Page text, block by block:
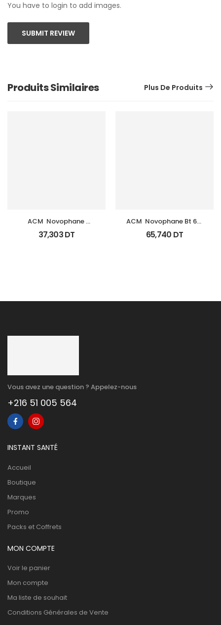
You have to login to add images.
SUBMIT REVIEW
Produits Similaires Plus De Produits
ACM  Novophane
Shampooing K Fl 125Ml
37,303DT
ACM  Novophane Bt 60
Gelules
65,740 DT
Vous avez une question ? Appelez-nous
+216 51 005 564
INSTANT SANTÉ
Accueil
Boutique
Marques
Promo
Packs et Coffrets
MON COMPTE
Voir le panier
Mon compte
Ma liste de souhait
Conditions Générales de Vente